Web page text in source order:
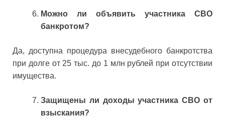
Можно ли объявить участника СВО
банкротом?
Да, доступна процедура внесудебного банкротства
при долге от 25 тыс. до 1 млн рублей при отсутствии
имущества.
Защищены ли доходы участника СВО от
взыскания?